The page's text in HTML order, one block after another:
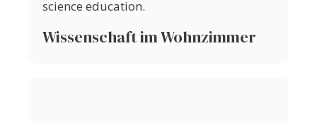
Wissenschaft im Wohnzimmer